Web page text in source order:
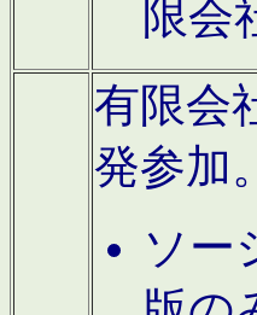
限会
有限会
発参加
ソー